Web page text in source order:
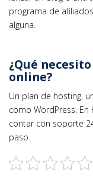
programa de
alguna.
¿Qué
online?
Un plan de hosting,
como WordPress.
contar con soporte
paso.